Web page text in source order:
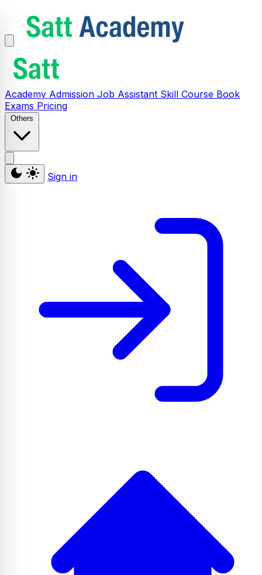
Academy Admission Job Assistant Skill Course Book
Exams Pricing
Others
Sign in